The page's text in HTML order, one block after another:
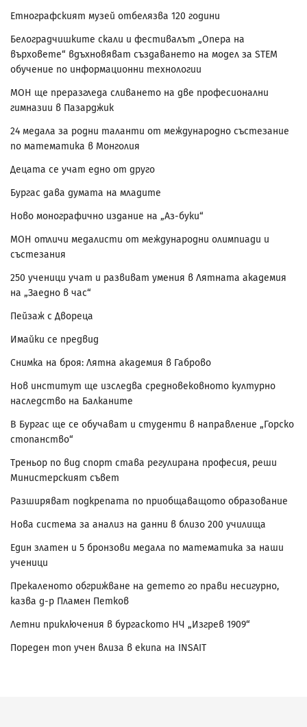
Етнографският музей отбелязва 120 години
Белоградчишките скали и фестивалът „Опера на
върховете“ вдъхновяват създаването на модел за STEM
обучение по информационни технологии
МОН ще преразгледа сливането на две професионални
гимназии в Пазарджик
24 медала за родни таланти от международно състезание
по математика в Монголия
Децата се учат едно от друго
Бургас дава думата на младите
Ново монографично издание на „Аз-буки“
МОН отличи медалисти от международни олимпиади и
състезания
250 ученици учат и развиват умения в Лятната академия
на „Заедно в час“
Пейзаж с Двореца
Имайки се предвид
Снимка на броя: Лятна академия в Габрово
Нов институт ще изследва средновековното културно
наследство на Балканите
В Бургас ще се обучават и студенти в направление „Горско
стопанство“
Треньор по вид спорт става регулирана професия, реши
Министерският съвет
Разширяват подкрепата по приобщаващото образование
Нова система за анализ на данни в близо 200 училища
Един златен и 5 бронзови медала по математика за наши
ученици
Прекаленото обгрижване на детето го прави несигурно,
казва д-р Пламен Петков
Летни приключения в бургаското НЧ „Изгрев 1909“
Пореден топ учен влиза в екипа на INSAIT